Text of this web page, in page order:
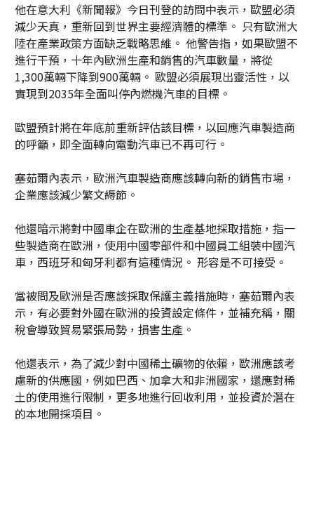
他在意大利《新聞報》今日刊登的訪問中表示，歐盟必須
減少天真，重新回到世界主要經濟體的標準。 只有歐洲大
陸在產業政策方面缺乏戰略思維。 他警告指，如果歐盟不
進行干預，十年內歐洲生產和銷售的汽車數量，將從
1,300萬輛下降到900萬輛。 歐盟必須展現出靈活性，以
實現到2035年全面叫停內燃機汽車的目標。
歐盟預計將在年底前重新評估該目標，以回應汽車製造商
的呼籲，即全面轉向電動汽車已不再可行。
塞茹爾內表示，歐洲汽車製造商應該轉向新的銷售市場，
企業應該減少繁文縟節。
他還暗示將對中國車企在歐洲的生產基地採取措施，指一
些製造商在歐洲，使用中國零部件和中國員工組裝中國汽
車，西班牙和匈牙利都有這種情況。 形容是不可接受。
當被問及歐洲是否應該採取保護主義措施時，塞茹爾內表
示，有必要對外國在歐洲的投資設定條件，並補充稱，關
稅會導致貿易緊張局勢，損害生產。
他還表示，為了減少對中國稀土礦物的依賴，歐洲應該考
慮新的供應國，例如巴西、加拿大和非洲國家，還應對稀
土的使用進行限制，更多地進行回收利用，並投資於潛在
的本地開採項目。